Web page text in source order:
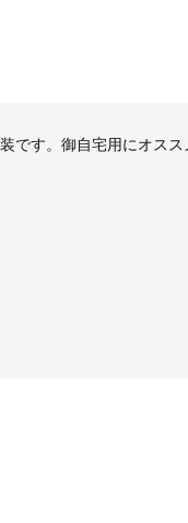
です。御自宅用にオスス